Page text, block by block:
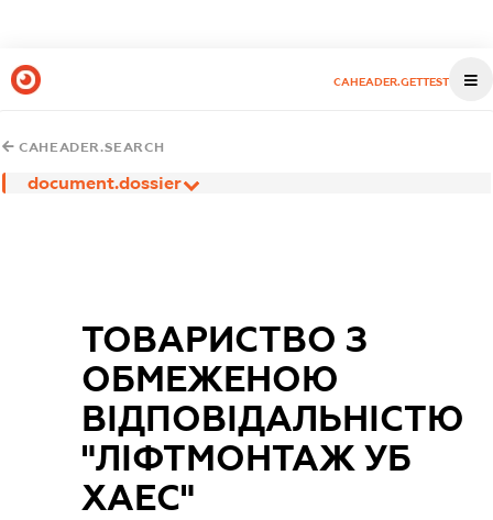
CAHEADER.GETTEST
CAHEADER.SEARCH
document.dossier
ТОВАРИСТВО З
ОБМЕЖЕНОЮ
ВІДПОВІДАЛЬНІСТЮ
"ЛІФТМОНТАЖ УБ
ХАЕС"